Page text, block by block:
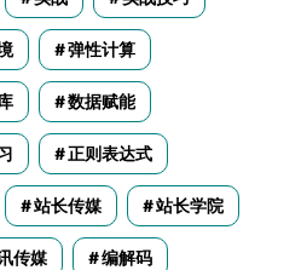
弹性计算
数据赋能
正则表达式
站长传媒 站长学院
传媒 编解码